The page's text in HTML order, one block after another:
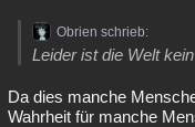
Obrien schrieb:
Leider ist die Welt
Da dies manche
Wahrheit für manche